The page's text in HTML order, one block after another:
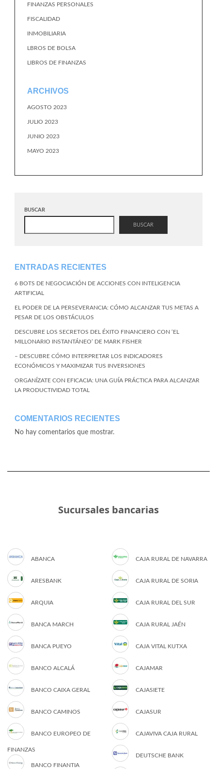
FINANZAS PERSONALES
FISCALIDAD
INMOBILIARIA
LBROS DE BOLSA
LIBROS DE FINANZAS
ARCHIVOS
AGOSTO 2023
JULIO 2023
JUNIO 2023
MAYO 2023
BUSCAR
BUSCAR
ENTRADAS RECIENTES
6 BOTS DE NEGOCIACIÓN DE ACCIONES CON INTELIGENCIA
ARTIFICIAL
EL PODER DE LA PERSEVERANCIA: CÓMO ALCANZAR TUS METAS A
PESAR DE LOS OBSTÁCULOS
DESCUBRE LOS SECRETOS DEL ÉXITO FINANCIERO CON ‘EL
MILLONARIO INSTANTÁNEO’ DE MARK FISHER
– DESCUBRE CÓMO INTERPRETAR LOS INDICADORES
ECONÓMICOS Y MAXIMIZAR TUS INVERSIONES
ORGANÍZATE CON EFICACIA: UNA GUÍA PRÁCTICA PARA ALCANZAR
LA PRODUCTIVIDAD TOTAL
COMENTARIOS RECIENTES
No hay comentarios que mostrar.
Sucursales bancarias
ABANCA
ARESBANK
ARQUIA
BANCA MARCH
BANCA PUEYO
BANCO ALCALÁ
BANCO CAIXA GERAL
BANCO CAMINOS
BANCO EUROPEO DE
FINANZAS
BANCO FINANTIA
CAJA RURAL DE NAVARRA
CAJA RURAL DE SORIA
CAJA RURAL DEL SUR
CAJA RURAL JAÉN
CAJA VITAL KUTXA
CAJAMAR
CAJASIETE
CAJASUR
CAJAVIVA CAJA RURAL
DEUTSCHE BANK